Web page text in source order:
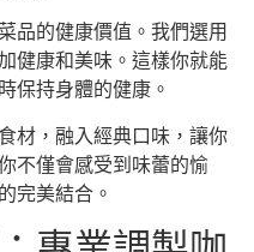
品的健康價值。我們選用
健康和美味。這樣你就能
保持身體的健康。
材，融入經典口味，讓你
不僅會感受到味蕾的愉
完美結合。